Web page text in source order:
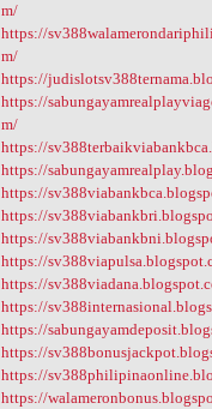
m/
https://
m/
https://
https://
m/
https://
https://
https://
https://
https://
https://
https://
https://
https://
https://
https://
https://